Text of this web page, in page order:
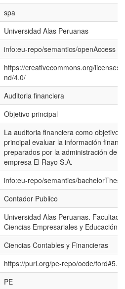
spa
Universidad Alas Peruanas
info:eu-repo/semantics/openAccess
https://creativecommons.org/licenses/
nd/4.0/
Auditoria financiera
Objetivo principal
La auditoria financiera como objetivo
principal evaluar la información
preparados por la administración de la
empresa El Rayo S.A.
info:eu-repo/semantics/bachelorThesis
Contador Publico
Universidad Alas Peruanas. Facultad
Ciencias Empresariales y Educación
Ciencias Contables y Financieras
https://purl.org/pe-repo/ocde/
PE